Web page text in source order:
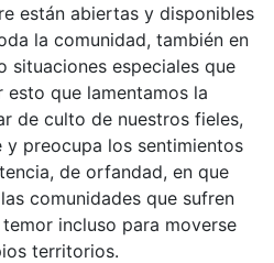
están abiertas y disponibles
la comunidad, también en
situaciones especiales que
que lamentamos la
de culto de nuestros fieles,
y preocupa los sentimientos
de orfandad, en que
comunidades que sufren
incluso para moverse
territorios.